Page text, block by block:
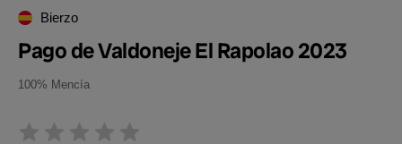
Bierzo
Pago de Valdoneje El Rapolao 2023
100% Mencía